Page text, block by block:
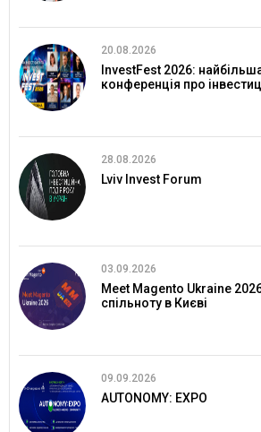
20.08.2026
InvestFest 2026:
конференція про
28.08.2026
Lviv Invest Forum
03.09.2026
Meet Magento Ukraine
спільноту в Києві
09.09.2026
AUTONOMY: EXPO